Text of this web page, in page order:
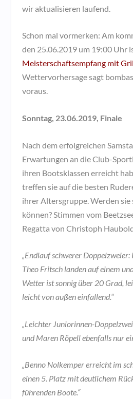
wir aktualisieren laufend.
Schon mal vormerken: Am
den 25.06.2019 um 19:00 Uhr
Meisterschaftsempfang mit
Wettervorhersage sagt
voraus.
Sonntag, 23.06.2019, Finale
Nach dem erfolgreichen
Erwartungen an die Club-
ihren Bootsklassen erreicht
treffen sie auf die besten
ihrer Altersgruppe. Werden sie
können? Stimmen vom
Regatta von Christoph
„Endlauf schwerer Doppelzweier:
Theo Fritsch landen auf einem
Wetter ist sonnig über 20 Grad,
leicht von außen einfallend.“
„Leichter Juniorinnen-
und Maren Röpell ebenfalls nur
„Benno Nolkemper erreicht im
einen 5. Platz mit deutlichem
führenden Boote.“